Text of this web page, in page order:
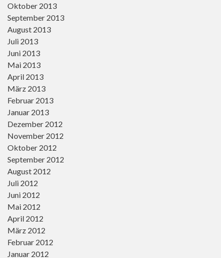
Oktober 2013
September 2013
August 2013
Juli 2013
Juni 2013
Mai 2013
April 2013
März 2013
Februar 2013
Januar 2013
Dezember 2012
November 2012
Oktober 2012
September 2012
August 2012
Juli 2012
Juni 2012
Mai 2012
April 2012
März 2012
Februar 2012
Januar 2012